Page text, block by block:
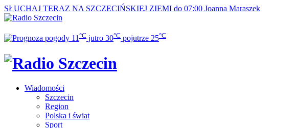
SŁUCHAJ TERAZ NA SZCZECIŃSKIEJ ZIEMI do 07:00 Joanna Maraszek
11 °C jutro 30°C pojutrze 25°C
Wiadomości
Szczecin
Region
Polska i świat
Sport